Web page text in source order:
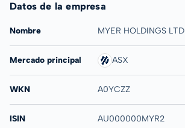
Datos de la empresa
Nombre MYER HOLDINGS LTD
Mercado principal ASX
WKN A0YCZZ
ISIN AU000000MYR2